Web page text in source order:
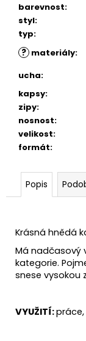
barevnost:
styl:
typ:
? materiály:
ucha:
kapsy:
zipy:
nosnost:
velikost:
formát:
Popis
Krásná hnědá
Má nadčasový
kategorie.
snese vysokou
VYUŽITÍ:práce,